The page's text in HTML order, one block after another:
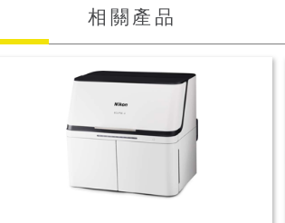
相關產品